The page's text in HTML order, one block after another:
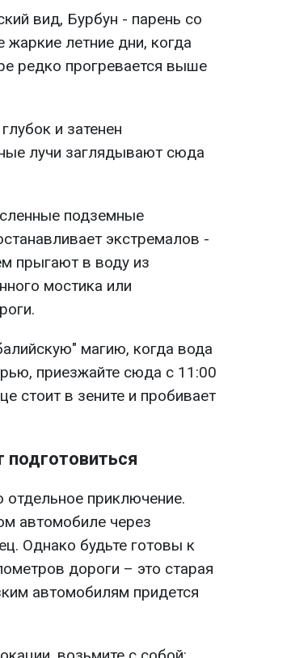
вид, Бурбун - парень со
летние дни, когда
редко прогревается выше
и затенен
лучи заглядывают сюда
подземные
экстремалов -
прыгают в воду из
мостика или
магию, когда вода
приезжайте сюда с 11:00
стоит в зените и пробивает
подготовиться
приключение.
автомобиле через
Однако будьте готовы к
дороги – это старая
автомобилям придется